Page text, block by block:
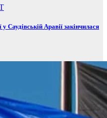
Саудівській Аравії закінчилася